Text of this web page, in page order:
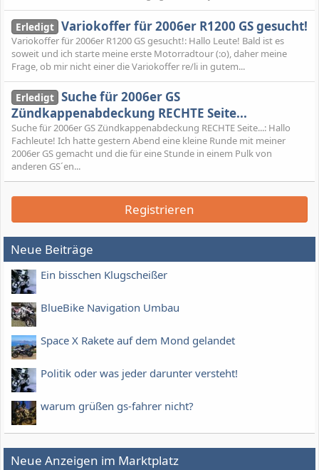
Erledigt Variokoffer für 2006er R1200 GS gesucht!
Variokoffer für 2006er R1200 GS gesucht!: Hallo Leute! Bald ist es
soweit und ich starte meine erste Motorradtour (:o), daher meine
Frage, ob mir nicht einer die Variokoffer re/li in gutem...
Erledigt Suche für 2006er GS
Zündkappenabdeckung RECHTE Seite...
Suche für 2006er GS Zündkappenabdeckung RECHTE Seite...: Hallo
Fachleute! Ich hatte gestern Abend eine kleine Runde mit meiner
2006er GS gemacht und die für eine Stunde in einem Pulk von
anderen GS´en...
Registrieren
Neue Beiträge
Ein bisschen Klugscheißer
BlueBike Navigation Umbau
Space X Rakete auf dem Mond gelandet
Politik oder was jeder darunter versteht!
warum grüßen gs-fahrer nicht?
Neue Anzeigen im Marktplatz